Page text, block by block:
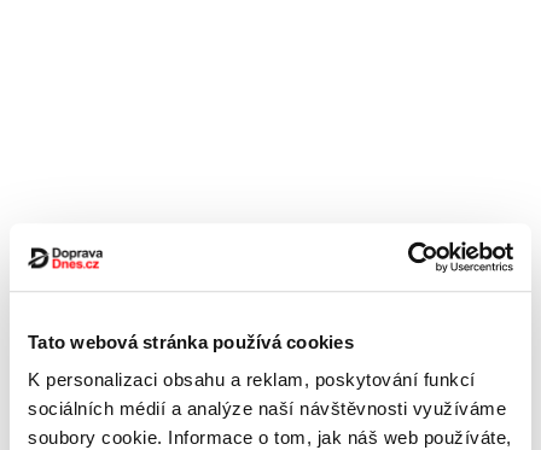
Tato webová stránka používá cookies
K personalizaci obsahu a reklam, poskytování funkcí
sociálních médií a analýze naší návštěvnosti využíváme
soubory cookie. Informace o tom, jak náš web používáte,